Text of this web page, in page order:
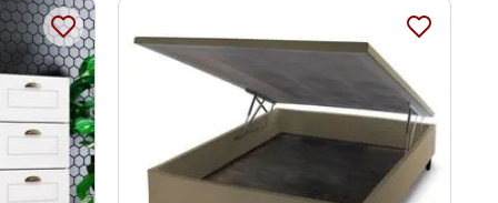
de cores da sua tela.
escadas e/ou corredores, evitando assim futuros